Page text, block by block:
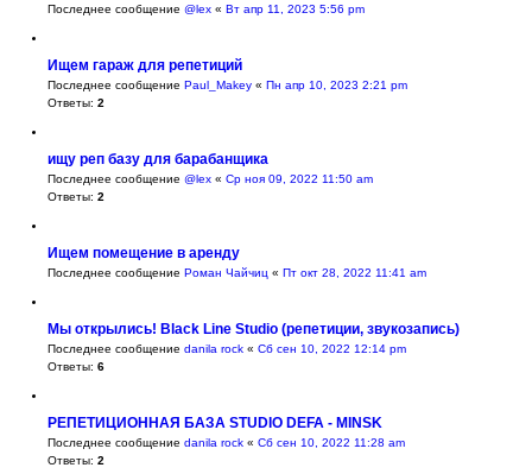
Последнее сообщение @lex « Вт апр 11, 2023 5:56 pm
Ищем гараж для репетиций
Последнее сообщение Paul_Makey « Пн апр 10, 2023 2:21 pm
Ответы: 2
ищу реп базу для барабанщика
Последнее сообщение @lex « Ср ноя 09, 2022 11:50 am
Ответы: 2
Ищем помещение в аренду
Последнее сообщение Роман Чайчиц « Пт окт 28, 2022 11:41 am
Мы открылись! Black Line Studio (репетиции, звукозапись)
Последнее сообщение danila rock « Сб сен 10, 2022 12:14 pm
Ответы: 6
РЕПЕТИЦИОННАЯ БАЗА STUDIO DEFA - MINSK
Последнее сообщение danila rock « Сб сен 10, 2022 11:28 am
Ответы: 2